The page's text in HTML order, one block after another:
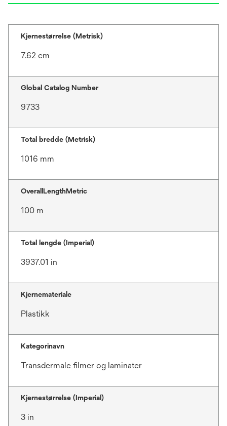
Kjernestørrelse (Metrisk)
7.62 cm
Global Catalog Number
9733
Total bredde (Metrisk)
1016 mm
OverallLengthMetric
100 m
Total lengde (Imperial)
3937.01 in
Kjernemateriale
Plastikk
Kategorinavn
Transdermale filmer og laminater
Kjernestørrelse (Imperial)
3 in